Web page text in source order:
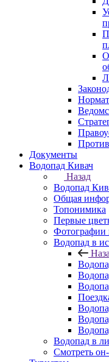
Документы
Водопад Кивач
Назад
Водопад
Общая
Топонимика
Первые
Фотографии
Водопад в
Водопад в
Смотреть